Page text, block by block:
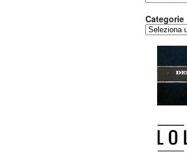
archivi
Categorie
Categorie